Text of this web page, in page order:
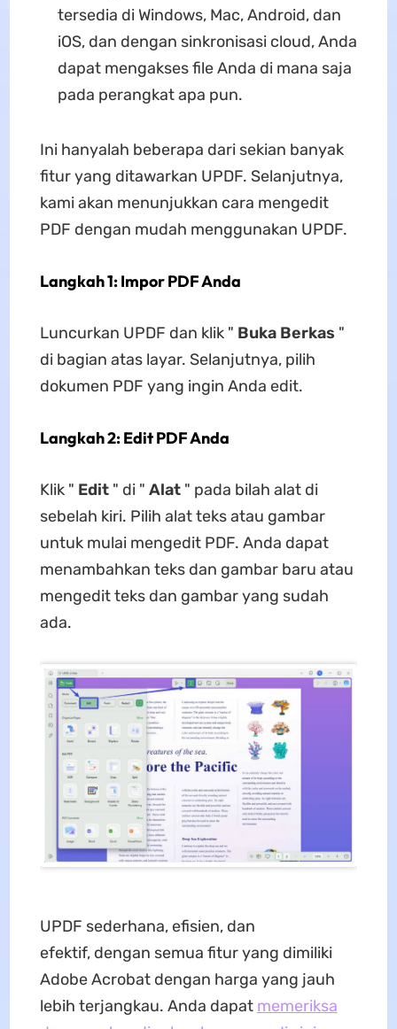
tersedia di Windows, Mac, Android, dan
iOS, dan dengan sinkronisasi cloud, Anda
dapat mengakses file Anda di mana saja
pada perangkat apa pun.
Ini hanyalah beberapa dari sekian banyak
fitur yang ditawarkan UPDF. Selanjutnya,
kami akan menunjukkan cara mengedit
PDF dengan mudah menggunakan UPDF.
Langkah 1: Impor PDF Anda
Luncurkan UPDF dan klik " Buka Berkas "
di bagian atas layar. Selanjutnya, pilih
dokumen PDF yang ingin Anda edit.
Langkah 2: Edit PDF Anda
Klik " Edit" di " Alat" pada bilah alat di
sebelah kiri. Pilih alat teks atau gambar
untuk mulai mengedit PDF. Anda dapat
menambahkan teks dan gambar baru atau
mengedit teks dan gambar yang sudah
ada.
UPDF sederhana, efisien, dan
efektif, dengan semua fitur yang dimiliki
Adobe Acrobat dengan harga yang jauh
lebih terjangkau. Anda dapat memeriksa